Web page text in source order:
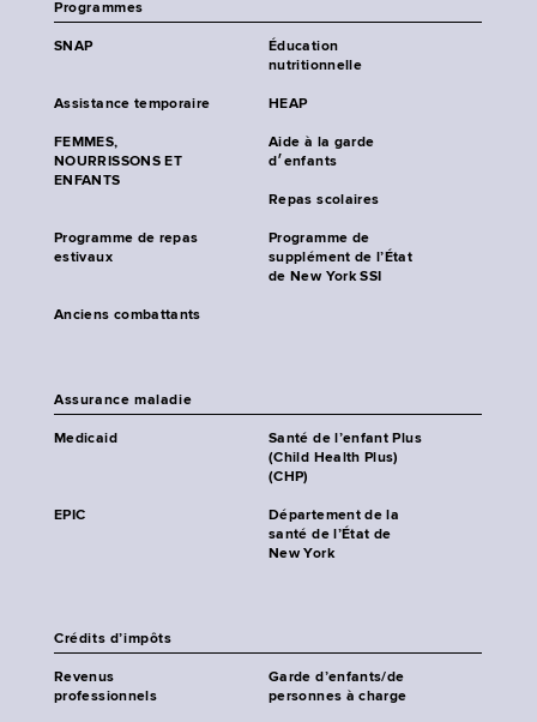
Programmes
SNAP
Éducation
nutritionnelle
Assistance temporaire HEAP
FEMMES,
NOURRISSONS ET
ENFANTS
Aide à la garde
d׳enfants
Repas scolaires
Programme de repas
estivaux
Programme de
supplément de l’État
de New York SSI
Anciens combattants
Assurance maladie
Medicaid
Santé de l’enfant Plus
(Child Health Plus)
(CHP)
EPIC
Département de la
santé de l’État de
New York
Crédits d’impôts
Revenus
professionnels
Garde d’enfants/de
personnes à charge